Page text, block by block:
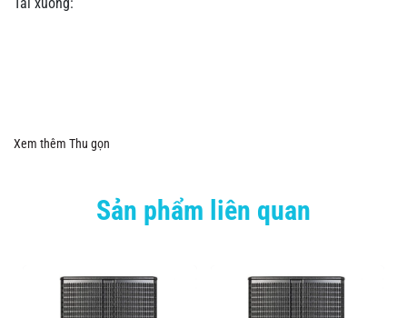
Xem thêm Thu gọn
Sản phẩm liên quan